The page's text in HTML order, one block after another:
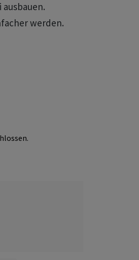
werden.